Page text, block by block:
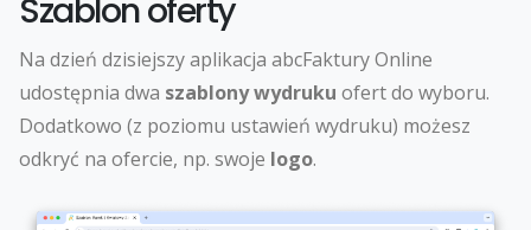
Szablon oferty
Na dzień dzisiejszy aplikacja abcFaktury Online
udostępnia dwa szablony wydruku ofert do wyboru.
Dodatkowo (z poziomu ustawień wydruku) możesz
odkryć na ofercie, np. swoje logo.